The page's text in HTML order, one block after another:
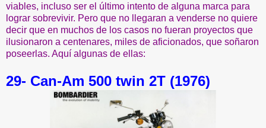
viables, incluso ser el último intento de alguna marca para
lograr sobrevivir. Pero que no llegaran a venderse no quiere
decir que en muchos de los casos no fueran proyectos que
ilusionaron a centenares, miles de aficionados, que soñaron
poseerlas. Aquí algunas de ellas:
29- Can-Am 500 twin 2T (1976)